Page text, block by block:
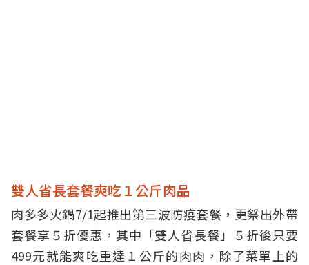
雙人省長套餐爽吃１公斤肉品
肉多多火鍋7/1起推出第三波防疫套餐，更祭出外帶
套餐享５折優惠，其中「雙人省長餐」５折後只要
499元就能爽吃重達１公斤的肉肉，除了菜單上的